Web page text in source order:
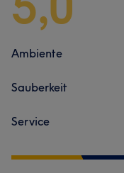
Ambiente
Sauberkeit
Service